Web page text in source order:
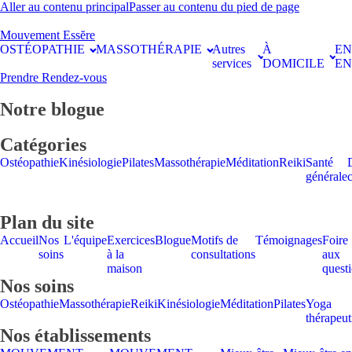
Aller au contenu principalPasser au contenu du pied de page
Mouvement Essĕre
OSTÉOPATHIE
MASSOTHÉRAPIE
Autres
services
À
DOMICILE
EN
Prendre Rendez-vous
Notre blogue
Catégories
OstéopathieKinésiologiePilatesMassothérapieMéditationReikiSanté
générale
Plan du site
AccueilNos
soins
L'équipeExercices
à la
maison
BlogueMotifs de
consultations
TémoignagesFoire
aux
Nos soins
OstéopathieMassothérapieReikiKinésiologieMéditationPilatesYoga
Nos établissements